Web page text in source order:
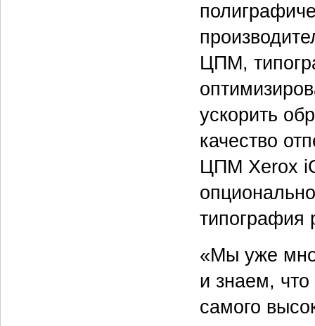
ЦПМ,
ускорить
качество
ЦПМ Xerox
типография
«Мы уже
и знаем,
самого